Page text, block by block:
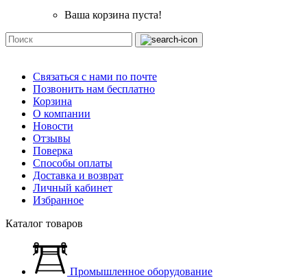
Ваша корзина пуста!
Связаться с нами по почте
Позвонить нам бесплатно
Корзина
О компании
Новости
Отзывы
Поверка
Способы оплаты
Доставка и возврат
Личный кабинет
Избранное
Каталог товаров
Промышленное оборудование